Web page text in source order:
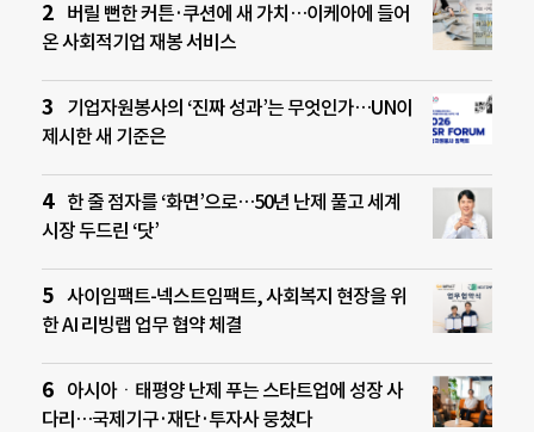
버릴 뻔한 커튼·쿠션에 새 가치…이케아에 들어
온 사회적기업 재봉 서비스
기업자원봉사의 ‘진짜 성과’는 무엇인가…UN이
제시한 새 기준은
한 줄 점자를 ‘화면’으로…50년 난제 풀고 세계
시장 두드린 ‘닷’
사이임팩트-넥스트임팩트, 사회복지 현장을 위
한 AI 리빙랩 업무 협약 체결
아시아ㆍ태평양 난제 푸는 스타트업에 성장 사
다리…국제기구·재단·투자사 뭉쳤다